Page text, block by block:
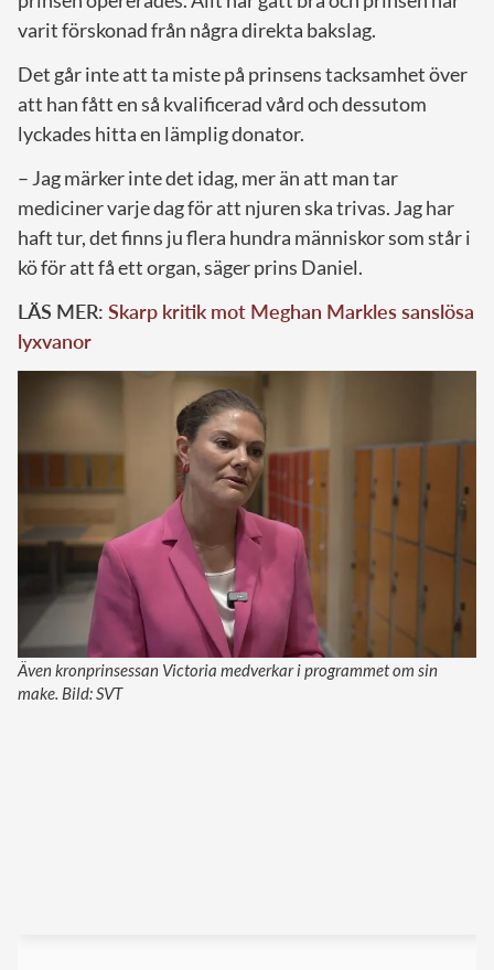
varit förskonad från några direkta bakslag.
Det går inte att ta miste på prinsens tacksamhet över
att han fått en så kvalificerad vård och dessutom
lyckades hitta en lämplig donator.
– Jag märker inte det idag, mer än att man tar
mediciner varje dag för att njuren ska trivas. Jag har
haft tur, det finns ju flera hundra människor som står i
kö för att få ett organ, säger prins Daniel.
LÄS MER: Skarp kritik mot Meghan Markles sanslösa
lyxvanor
Även kronprinsessan Victoria medverkar i programmet om sin
make. Bild: SVT